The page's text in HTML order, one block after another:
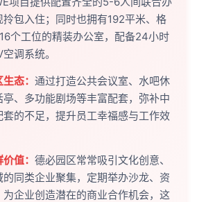
拎包入住；同时也拥有192平米、格
个工位的精装办公室，配备24小时
调系统。
态： 通过打造公共会议室、水吧休
、多功能剧场等丰富配套，弥补中
的不足，提升员工幸福感与工作效
值： 德必园区常常吸引文化创意、
同类企业聚集，定期举办沙龙、资
企业创造潜在的商业合作机会，这